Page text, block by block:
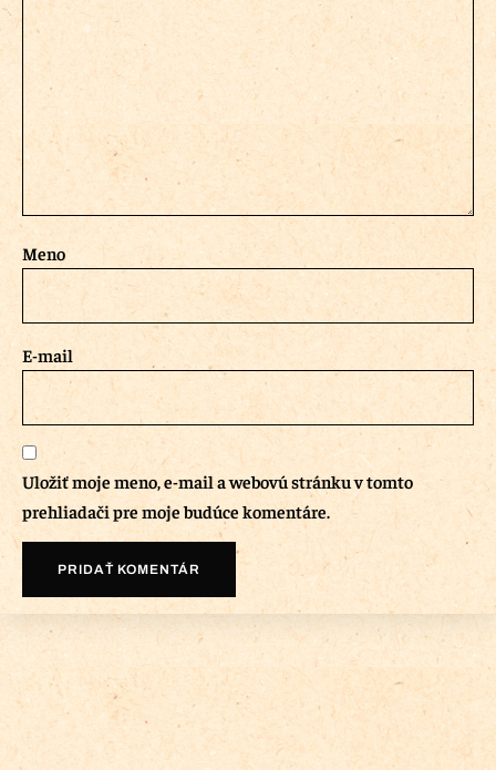
Meno
E-mail
Uložiť moje meno, e-mail a webovú stránku v tomto
prehliadači pre moje budúce komentáre.